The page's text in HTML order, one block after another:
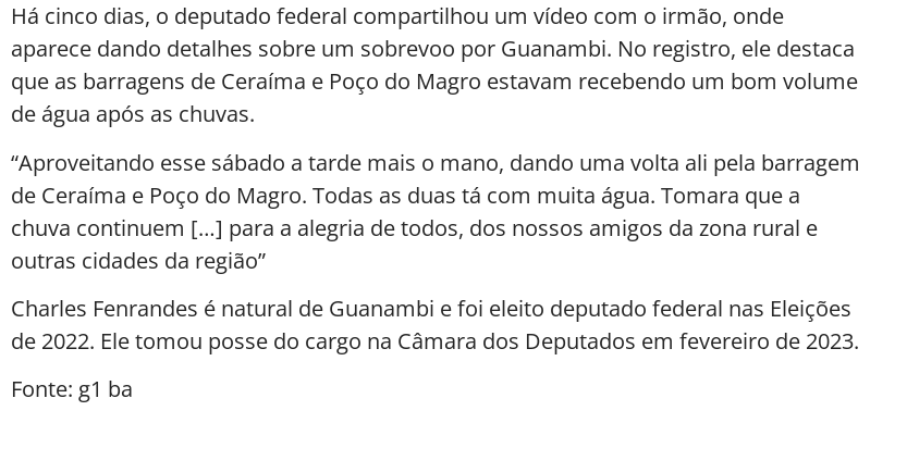
Há cinco dias, o deputado federal compartilhou um vídeo com o irmão, onde
aparece dando detalhes sobre um sobrevoo por Guanambi. No registro, ele destaca
que as barragens de Ceraíma e Poço do Magro estavam recebendo um bom volume
de água após as chuvas.
“Aproveitando esse sábado a tarde mais o mano, dando uma volta ali pela barragem
de Ceraíma e Poço do Magro. Todas as duas tá com muita água. Tomara que a
chuva continuem […] para a alegria de todos, dos nossos amigos da zona rural e
outras cidades da região”
Charles Fenrandes é natural de Guanambi e foi eleito deputado federal nas Eleições
de 2022. Ele tomou posse do cargo na Câmara dos Deputados em fevereiro de 2023.
Fonte: g1 ba